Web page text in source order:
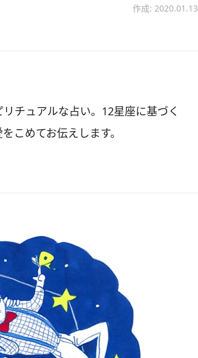
作成: 2020.01.13
チュアルな占い。12星座に基づく
こめてお伝えします。